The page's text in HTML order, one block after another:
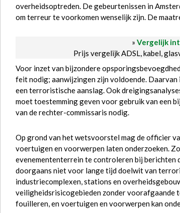
overheidsoptreden. De gebeurtenissen in
om terreur te voorkomen wenselijk zijn. De
» Vergelijk
Prijs vergelijk ADSL, kabel,
Voor inzet van bijzondere
feit nodig; aanwijzingen zijn voldoende.
een terroristische aanslag. Ook
moet toestemming geven voor gebruik van een
van de rechter-commissaris nodig.
Op grond van het wetsvoorstel mag de officier
voertuigen en voorwerpen laten onderzoeken.
evenemententerrein te controleren bij berichten
doorgaans niet voor lange tijd doelwit van
industriecomplexen, stations en
veiligheidsrisicogebieden zonder voorafgaande
fouilleren, en voertuigen en voorwerpen kan